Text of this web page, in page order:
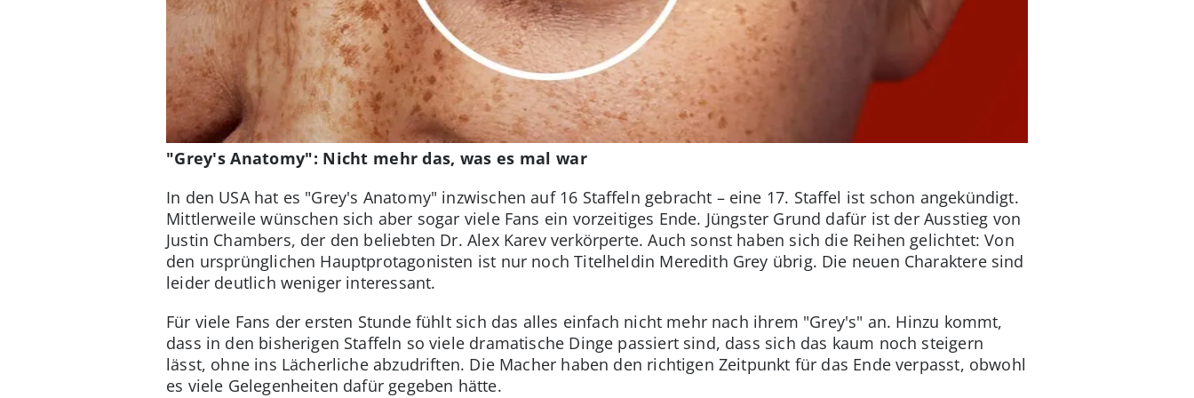
"Grey's Anatomy": Nicht mehr das, was es mal war
In den USA hat es "Grey's Anatomy" inzwischen auf 16 Staffeln gebracht – eine 17. Staffel ist schon angekündigt.
Mittlerweile wünschen sich aber sogar viele Fans ein vorzeitiges Ende. Jüngster Grund dafür ist der Ausstieg von
Justin Chambers, der den beliebten Dr. Alex Karev verkörperte. Auch sonst haben sich die Reihen gelichtet: Von
den ursprünglichen Hauptprotagonisten ist nur noch Titelheldin Meredith Grey übrig. Die neuen Charaktere sind
leider deutlich weniger interessant.
Für viele Fans der ersten Stunde fühlt sich das alles einfach nicht mehr nach ihrem "Grey's" an. Hinzu kommt,
dass in den bisherigen Staffeln so viele dramatische Dinge passiert sind, dass sich das kaum noch steigern
lässt, ohne ins Lächerliche abzudriften. Die Macher haben den richtigen Zeitpunkt für das Ende verpasst, obwohl
es viele Gelegenheiten dafür gegeben hätte.